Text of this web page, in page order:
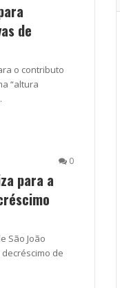
de
o contributo
“altura
0
para a
São João
decréscimo de